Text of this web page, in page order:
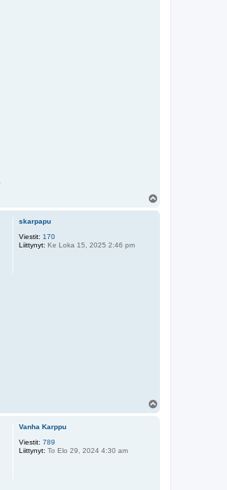
skarpapu
Viestit: 170
Liittynyt: Ke Loka 15, 2025 2:46 pm
Vanha Karppu
Viestit: 789
Liittynyt: To Elo 29, 2024 4:30 am